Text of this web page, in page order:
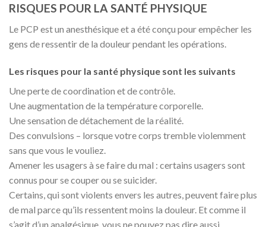
RISQUES POUR LA SANTÉ PHYSIQUE
Le PCP est un anesthésique et a été conçu pour empêcher les
gens de ressentir de la douleur pendant les opérations.
Les risques pour la santé physique sont les suivants
Une perte de coordination et de contrôle.
Une augmentation de la température corporelle.
Une sensation de détachement de la réalité.
Des convulsions – lorsque votre corps tremble violemment
sans que vous le vouliez.
Amener les usagers à se faire du mal : certains usagers sont
connus pour se couper ou se suicider.
Certains, qui sont violents envers les autres, peuvent faire plus
de mal parce qu’ils ressentent moins la douleur. Et comme il
s’agit d’un analgésique, vous ne pouvez pas dire aussi